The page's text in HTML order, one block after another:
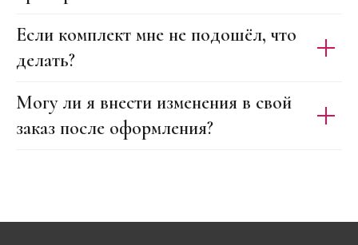
Если комплект мне не подошёл, что
делать?
Могу ли я внести изменения в свой
заказ после оформления?